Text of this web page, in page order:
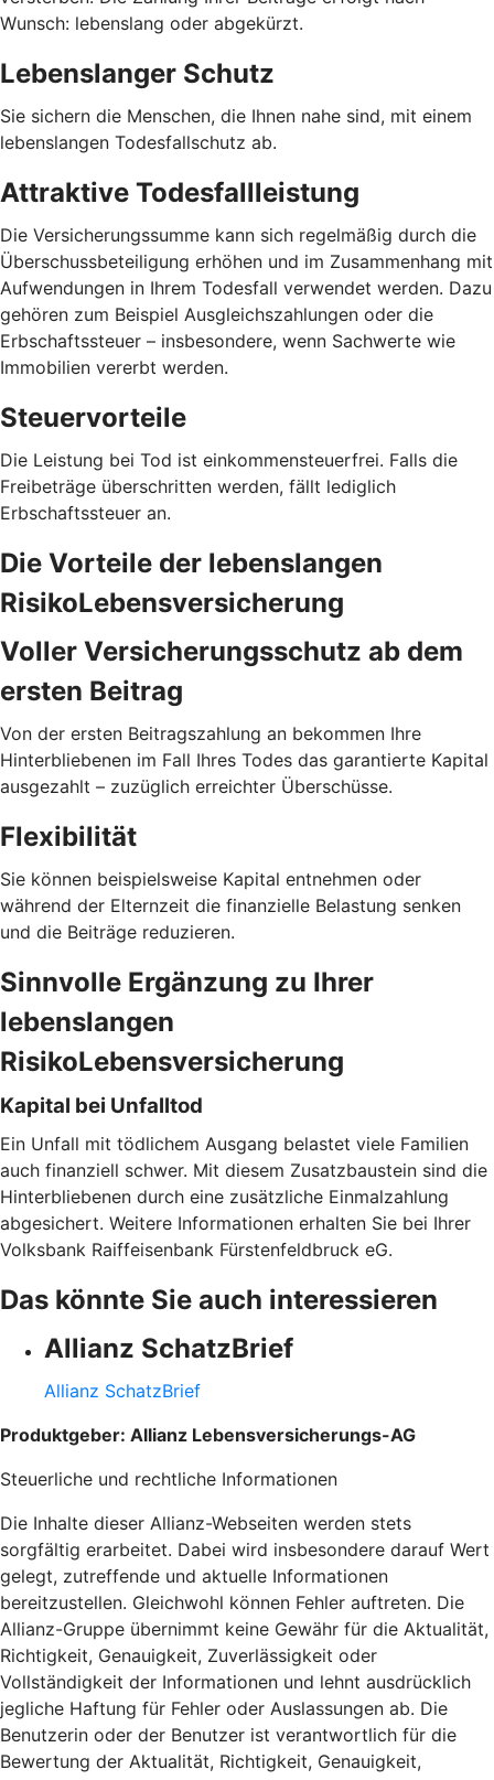
Wunsch: lebenslang oder abgekürzt.
Lebenslanger Schutz
Sie sichern die Menschen, die Ihnen nahe sind, mit einem
lebenslangen Todesfallschutz ab.
Attraktive Todesfallleistung
Die Versicherungssumme kann sich regelmäßig durch die
Überschussbeteiligung erhöhen und im Zusammenhang mit
Aufwendungen in Ihrem Todesfall verwendet werden. Dazu
gehören zum Beispiel Ausgleichszahlungen oder die
Erbschaftssteuer – insbesondere, wenn Sachwerte wie
Immobilien vererbt werden.
Steuervorteile
Die Leistung bei Tod ist einkommensteuerfrei. Falls die
Freibeträge überschritten werden, fällt lediglich
Erbschaftssteuer an.
Die Vorteile der lebenslangen
RisikoLebensversicherung
Voller Versicherungs­schutz ab dem
ersten Beitrag
Von der ersten Beitragszahlung an bekommen Ihre
Hinterbliebenen im Fall Ihres Todes das garantierte Kapital
ausgezahlt – zuzüglich erreichter Überschüsse.
Flexibilität
Sie können beispielsweise Kapital entnehmen oder
während der Elternzeit die finanzielle Belastung senken
und die Beiträge reduzieren.
Sinnvolle Ergänzung zu Ihrer
lebenslangen
RisikoLebensversicherung
Kapital bei Unfalltod
Ein Unfall mit tödlichem Ausgang belastet viele Familien
auch finanziell schwer. Mit diesem Zusatzbaustein sind die
Hinterbliebenen durch eine zusätzliche Einmalzahlung
abgesichert. Weitere Informationen erhalten Sie bei Ihrer
Volksbank Raiffeisenbank Fürstenfeldbruck eG.
Das könnte Sie auch interessieren
Allianz SchatzBrief
Allianz SchatzBrief
Produktgeber: Allianz Lebensversicherungs-AG
Steuerliche und rechtliche Informationen
Die Inhalte dieser Allianz-Webseiten werden stets
sorgfältig erarbeitet. Dabei wird insbesondere darauf Wert
gelegt, zutreffende und aktuelle Informationen
bereitzustellen. Gleichwohl können Fehler auftreten. Die
Allianz-Gruppe übernimmt keine Gewähr für die Aktualität,
Richtigkeit, Genauigkeit, Zuverlässigkeit oder
Vollständigkeit der Informationen und lehnt ausdrücklich
jegliche Haftung für Fehler oder Auslassungen ab. Die
Benutzerin oder der Benutzer ist verantwortlich für die
Bewertung der Aktualität, Richtigkeit, Genauigkeit,